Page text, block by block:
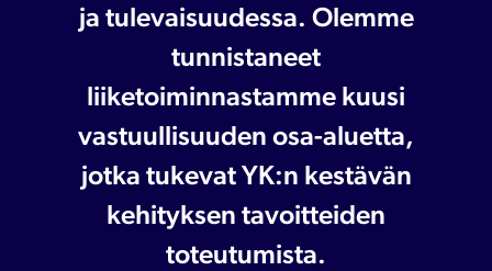
ja tulevaisuudessa. Olemme
tunnistaneet
liiketoiminnastamme kuusi
vastuullisuuden osa-aluetta,
jotka tukevat YK:n kestävän
kehityksen tavoitteiden
toteutumista.